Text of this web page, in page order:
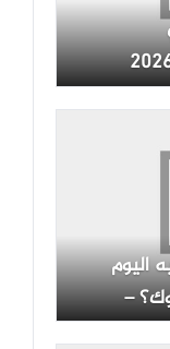
اليوم
البنوك؟ –